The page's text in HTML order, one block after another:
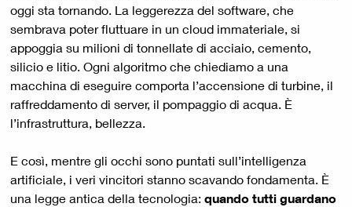
oggi sta tornando. La leggerezza del software, che
sembrava poter fluttuare in un cloud immateriale, si
appoggia su milioni di tonnellate di acciaio, cemento,
silicio e litio. Ogni algoritmo che chiediamo a una
macchina di eseguire comporta l’accensione di turbine, il
raffreddamento di server, il pompaggio di acqua. È
l’infrastruttura, bellezza.
E così, mentre gli occhi sono puntati sull’intelligenza
artificiale, i veri vincitori stanno scavando fondamenta. È
una legge antica della tecnologia: quando tutti guardano